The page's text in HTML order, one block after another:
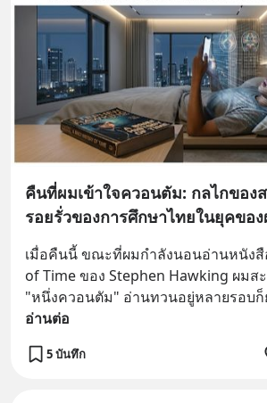
คืนที่ผมเข้าใจควอนตัม: กลไกของ
รอยรั่วของการศึกษาไทยในยุคขอ
เมื่อคืนนี้ ขณะที่ผมกำลังนอนอ่านหนังสื
of Time ของ Stephen Hawking ผมส
"หนึ่งควอนตัม" อ่านทวนอยู่หลายรอบก็
อ่านต่อ
5 บันทึก